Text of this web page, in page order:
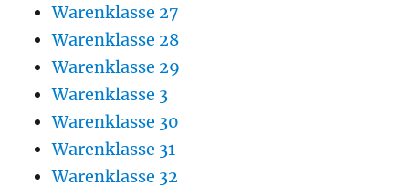
Warenklasse 27
Warenklasse 28
Warenklasse 29
Warenklasse 3
Warenklasse 30
Warenklasse 31
Warenklasse 32